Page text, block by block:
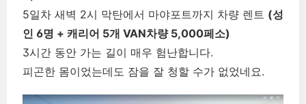
5일차 새벽 2시 막탄에서 마야포트까지 차량 렌트 (성
인 6명 + 캐리어 5개 VAN차량 5,000페소)
3시간 동안 가는 길이 매우 험난합니다.
피곤한 몸이었는데도 잠을 잘 청할 수가 없었네요.